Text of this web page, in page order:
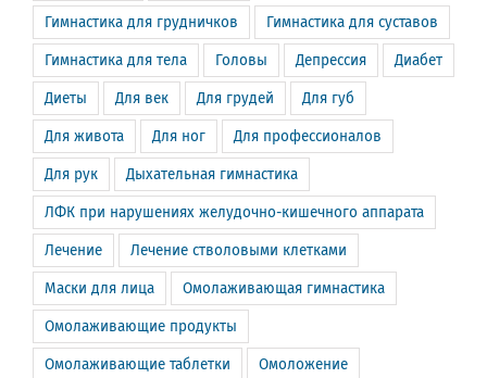
Гимнастика для грудничков Гимнастика для суставов
Гимнастика для тела Головы Депрессия Диабет
Диеты Для век Для грудей Для губ
Для живота Для ног Для профессионалов
Для рук Дыхательная гимнастика
ЛФК при нарушениях желудочно-кишечного аппарата
Лечение Лечение стволовыми клетками
Маски для лица Омолаживающая гимнастика
Омолаживающие продукты
Омолаживающие таблетки Омоложение